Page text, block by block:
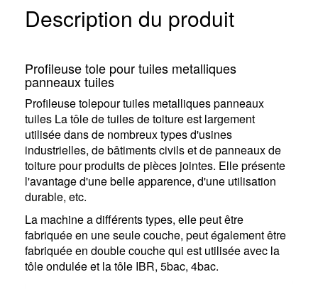
Description du produit
Profileuse tole pour tuiles metalliques
panneaux tuiles
Profileuse tolepour tuiles metalliques panneaux
tuiles La tôle de tuiles de toiture est largement
utilisée dans de nombreux types d'usines
industrielles, de bâtiments civils et de panneaux de
toiture pour produits de pièces jointes. Elle présente
l'avantage d'une belle apparence, d'une utilisation
durable, etc.
La machine a différents types, elle peut être
fabriquée en une seule couche, peut également être
fabriquée en double couche qui est utilisée avec la
tôle ondulée et la tôle IBR, 5bac, 4bac.